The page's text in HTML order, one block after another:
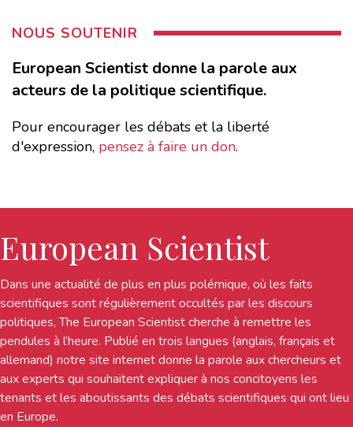
NOUS SOUTENIR
European Scientist donne la parole aux
acteurs de la politique scientifique.
Pour encourager les débats et la liberté
d'expression, pensez à faire un don.
European Scientist
Dans une actualité de plus en plus polémique, où les faits
scientifiques sont régulièrement occultés par les discours
politiques, The European Scientist cherche à remettre les
pendules à l’heure. Publié en trois langues (anglais, français et
allemand) notre site internet donne la parole aux chercheurs et
aux experts qui souhaitent expliquer à nos concitoyens les
tenants et les aboutissants des débats scientifiques qui ont lieu
en Europe.